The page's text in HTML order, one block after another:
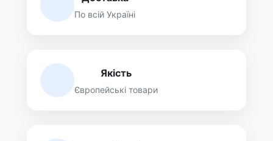
По всій Україні
Якість
Європейські товари